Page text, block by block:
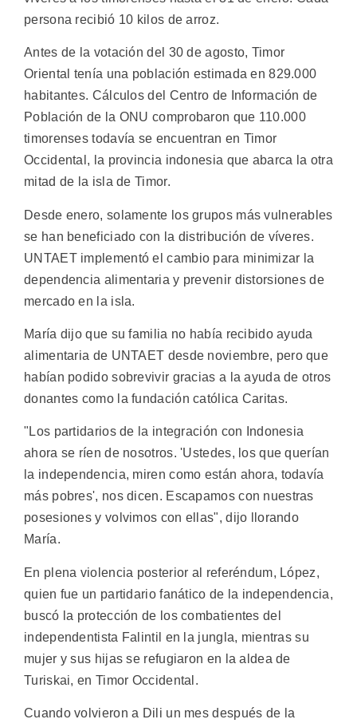
persona recibió 10 kilos de arroz.
Antes de la votación del 30 de agosto, Timor
Oriental tenía una población estimada en 829.000
habitantes. Cálculos del Centro de Información de
Población de la ONU comprobaron que 110.000
timorenses todavía se encuentran en Timor
Occidental, la provincia indonesia que abarca la otra
mitad de la isla de Timor.
Desde enero, solamente los grupos más vulnerables
se han beneficiado con la distribución de víveres.
UNTAET implementó el cambio para minimizar la
dependencia alimentaria y prevenir distorsiones de
mercado en la isla.
María dijo que su familia no había recibido ayuda
alimentaria de UNTAET desde noviembre, pero que
habían podido sobrevivir gracias a la ayuda de otros
donantes como la fundación católica Caritas.
"Los partidarios de la integración con Indonesia
ahora se ríen de nosotros. 'Ustedes, los que querían
la independencia, miren como están ahora, todavía
más pobres', nos dicen. Escapamos con nuestras
posesiones y volvimos con ellas", dijo llorando
María.
En plena violencia posterior al referéndum, López,
quien fue un partidario fanático de la independencia,
buscó la protección de los combatientes del
independentista Falintil en la jungla, mientras su
mujer y sus hijas se refugiaron en la aldea de
Turiskai, en Timor Occidental.
Cuando volvieron a Dili un mes después de la